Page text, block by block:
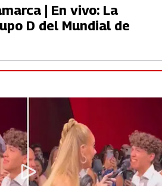
| En vivo: La
D del Mundial de